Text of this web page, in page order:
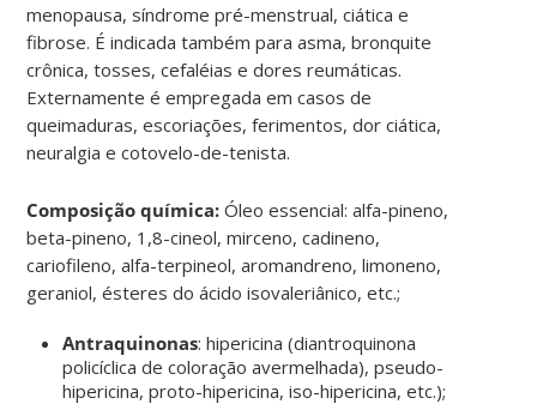
menopausa, síndrome pré-menstrual, ciática e
fibrose. É indicada também para asma, bronquite
crônica, tosses, cefaléias e dores reumáticas.
Externamente é empregada em casos de
queimaduras, escoriações, ferimentos, dor ciática,
neuralgia e cotovelo-de-tenista.
Composição química:Óleo essencial: alfa-pineno,
beta-pineno, 1,8-cineol, mirceno, cadineno,
cariofileno, alfa-terpineol, aromandreno, limoneno,
geraniol, ésteres do ácido isovaleriânico, etc.;
Antraquinonas: hipericina (diantroquinona
policíclica de coloração avermelhada), pseudo-
hipericina, proto-hipericina, iso-hipericina, etc.);